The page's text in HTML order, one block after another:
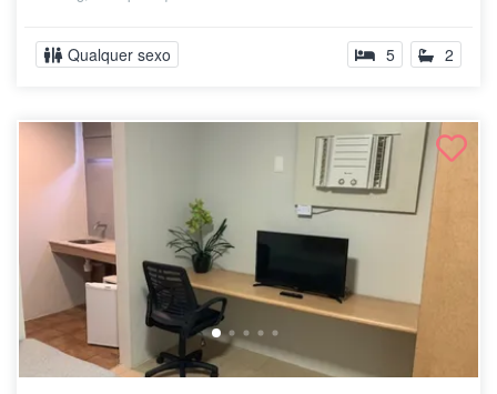
Qualquer sexo 5 2